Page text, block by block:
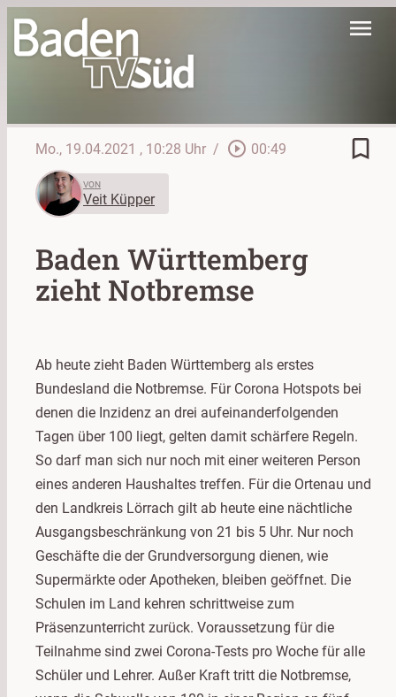
menu
Mo., 19.04.2021 , 10:28 Uhr / play_circle_outline 00:49 bookmark_border
VON
Veit Küpper
Baden Württemberg
zieht Notbremse
Ab heute zieht Baden Württemberg als erstes
Bundesland die Notbremse. Für Corona Hotspots bei
denen die Inzidenz an drei aufeinanderfolgenden
Tagen über 100 liegt, gelten damit schärfere Regeln.
So darf man sich nur noch mit einer weiteren Person
eines anderen Haushaltes treffen. Für die Ortenau und
den Landkreis Lörrach gilt ab heute eine nächtliche
Ausgangsbeschränkung von 21 bis 5 Uhr. Nur noch
Geschäfte die der Grundversorgung dienen, wie
Supermärkte oder Apotheken, bleiben geöffnet. Die
Schulen im Land kehren schrittweise zum
Präsenzunterricht zurück. Voraussetzung für die
Teilnahme sind zwei Corona-Tests pro Woche für alle
Schüler und Lehrer. Außer Kraft tritt die Notbremse,